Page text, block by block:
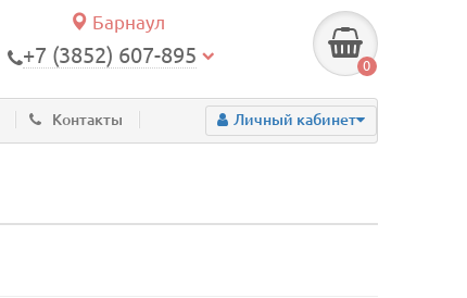
Барнаул
+7 (3852) 607-895 0
Контакты Личный кабинет